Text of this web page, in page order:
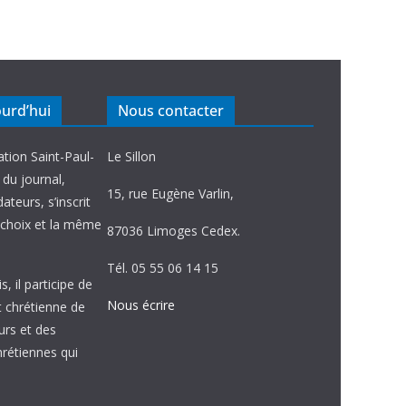
Saint-Paul-
journal,
s’inscrit
et la même
il participe de
chrétienne de
et des
qui
Nous contacter
Le Sillon
15, rue Eugène Varlin,
87036 Limoges Cedex.
Tél. 05 55 06 14 15
Nous écrire